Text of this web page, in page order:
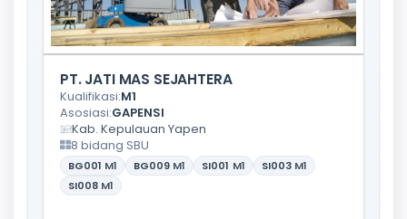
PT. JATI MAS SEJAHTERA
Kualifikasi:M1
Asosiasi:GAPENSI
Kab. Kepulauan Yapen
8 bidang SBU
BG001 M1 BG009 M1 SI001 M1 SI003 M1
SI008 M1